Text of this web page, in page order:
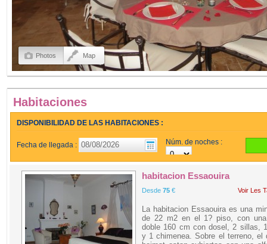
Photos Map
Habitaciones
DISPONIBILIDAD DE LAS HABITACIONES :
Fecha de llegada : Núm. de noches :
habitacion Essaouira
Desde 75 € Voir Les
La habitacion Essaouira es una
de 22 m2 en el 1? piso, con
doble 160 cm con dosel, 2 sillas,
y 1 chimenea. Sobre el terreno, el